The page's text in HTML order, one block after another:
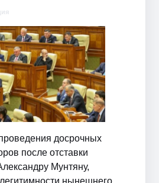
досрочных
после отставки
Мунтяну,
нынешнего